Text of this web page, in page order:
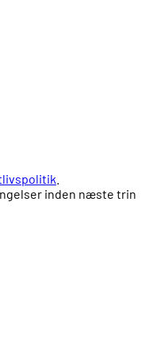
inden næste trin